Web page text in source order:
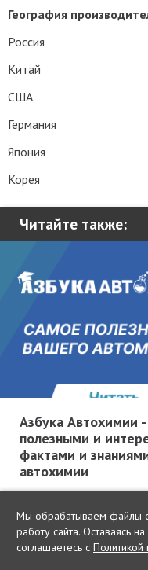
Читайте также:
Азбука Автохимии
полезными и
фактами и
автохимии
География
Россия
Китай
США
Германия
Япония
Корея
Сетевое издание
службой по надзору в
массовых коммуникаций,
Любое использование
www.kolesa.ru,
правообладателя.
редактор Баландин М.А. 0+
Политика
Мы обрабатываем файлы
работу сайта. Оставаясь
соглашаетесь с Политикой